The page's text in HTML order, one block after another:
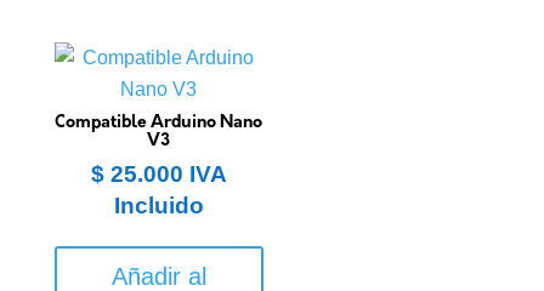
Compatible Arduino Nano
V3
$25.000 IVA
Incluido
Añadir al